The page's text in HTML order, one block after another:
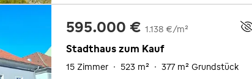
595.000 € 1.138 €/m²
Stadthaus zum Kauf
15 Zimmer · 523 m² · 377 m² Grundstück